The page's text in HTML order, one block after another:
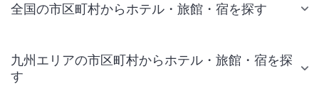
全国の市区町村からホテル・旅館・宿を探す
九州エリアの市区町村からホテル・旅館・宿を探
す